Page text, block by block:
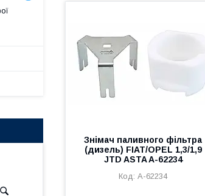
Знімач паливного фільтра
(дизель) FIAT/OPEL 1,3/1,9
JTD ASTA A-62234
A-62234